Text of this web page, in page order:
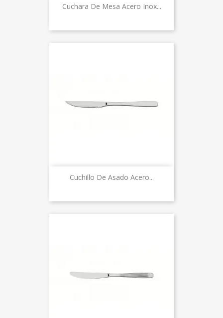
Cuchara De Mesa Acero Inox...
Cuchillo De Asado Acero...